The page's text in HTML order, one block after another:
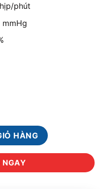
phút
₫.
7156 số lượng
HÀNG